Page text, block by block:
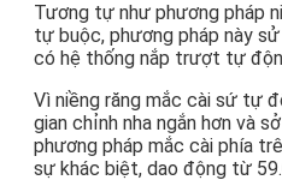
Tương tự như phương pháp
tự buộc, phương pháp này
có hệ thống nắp trượt tự
Vì niềng răng mắc cài sứ tự
gian chỉnh nha ngắn hơn và
phương pháp mắc cài phía
sự khác biệt, dao động từ